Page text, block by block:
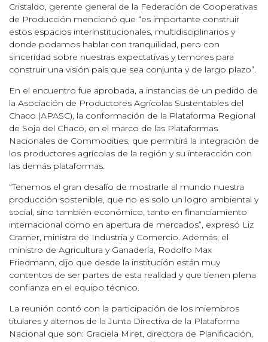
Cristaldo, gerente general de la Federación de Cooperativas
de Producción mencionó que “es importante construir
estos espacios interinstitucionales, multidisciplinarios y
donde podamos hablar con tranquilidad, pero con
sinceridad sobre nuestras expectativas y temores para
construir una visión país que sea conjunta y de largo plazo”.
En el encuentro fue aprobada, a instancias de un pedido de
la Asociación de Productores Agrícolas Sustentables del
Chaco (APASC), la conformación de la Plataforma Regional
de Soja del Chaco, en el marco de las Plataformas
Nacionales de Commodities, que permitirá la integración de
los productores agrícolas de la región y su interacción con
las demás plataformas.
“Tenemos el gran desafío de mostrarle al mundo nuestra
producción sostenible, que no es solo un logro ambiental y
social, sino también económico, tanto en financiamiento
internacional como en apertura de mercados”, expresó Liz
Cramer, ministra de Industria y Comercio. Además, el
ministro de Agricultura y Ganadería, Rodolfo Max
Friedmann, dijo que desde la institución están muy
contentos de ser partes de esta realidad y que tienen plena
confianza en el equipo técnico.
La reunión contó con la participación de los miembros
titulares y alternos de la Junta Directiva de la Plataforma
Nacional que son: Graciela Miret, directora de Planificación,